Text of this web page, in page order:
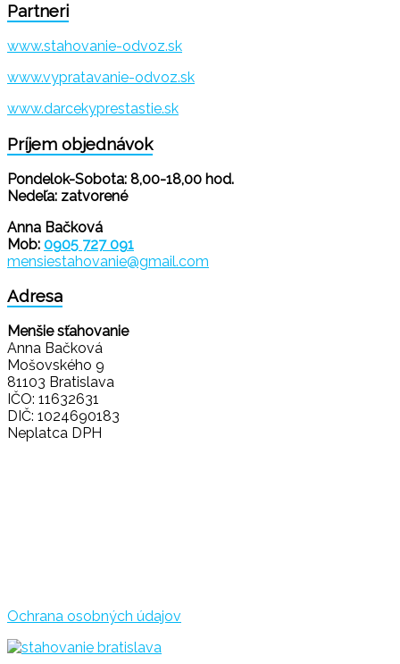
Partneri
www.stahovanie-odvoz.sk
www.vypratavanie-odvoz.sk
www.darcekyprestastie.sk
Príjem objednávok
Pondelok-Sobota: 8,00-18,00 hod.
Nedeľa: zatvorené
Anna Bačková
Mob: 0905 727 091
mensiestahovanie@gmail.com
Adresa
Menšie sťahovanie
Anna Bačková
Mošovského 9
81103 Bratislava
IČO: 11632631
DIČ: 1024690183
Neplatca DPH
Ochrana osobných údajov